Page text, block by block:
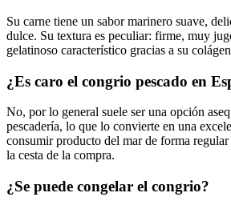
Su carne tiene un sabor marinero suave,
dulce. Su textura es peculiar: firme, muy
gelatinoso característico gracias a su
¿Es caro el congrio pescado en
No, por lo general suele ser una opción
pescadería, lo que lo convierte en una
consumir producto del mar de forma regular
la cesta de la compra.
¿Se puede congelar el congrio?